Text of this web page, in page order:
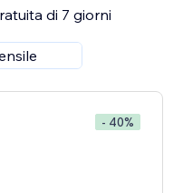
di 7 giorni
- 40%